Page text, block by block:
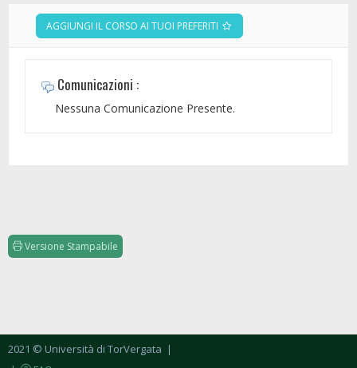
AGGIUNGI IL CORSO AI TUOI PREFERITI
Comunicazioni :
Nessuna Comunicazione Presente.
Versione Stampabile
2021 © Università di TorVergata |